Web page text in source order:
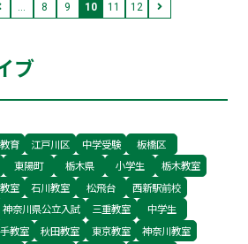
... 8 9 10 11 12
ブ
育 江戸川区 中学受験
板橋区
東陽町 栃木県 小学生
栃木教室
室 石川教室 松飛台
西新駅前校
神奈川県公立入試 三重教室
中学生
教室 秋田教室 東京教室
神奈川教室